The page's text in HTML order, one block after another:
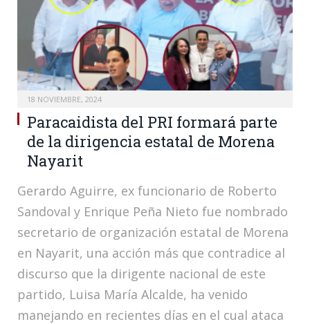
18 NOVIEMBRE, 2024
Paracaidista del PRI formará parte
de la dirigencia estatal de Morena
Nayarit
Gerardo Aguirre, ex funcionario de Roberto
Sandoval y Enrique Peña Nieto fue nombrado
secretario de organización estatal de Morena
en Nayarit, una acción más que contradice al
discurso que la dirigente nacional de este
partido, Luisa María Alcalde, ha venido
manejando en recientes días en el cual ataca